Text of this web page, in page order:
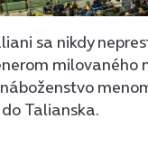
sa nikdy
milovaného
Talianska.